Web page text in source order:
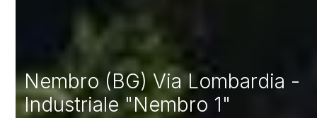
Nembro (BG) Via Lombardia -
Industriale "Nembro 1"